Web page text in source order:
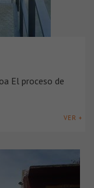
El proceso de
VER +